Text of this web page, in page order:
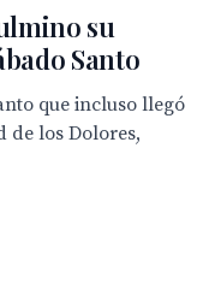
su
Santo
que incluso llegó
de los Dolores,